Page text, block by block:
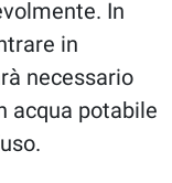
In
in
necessario
acqua potabile